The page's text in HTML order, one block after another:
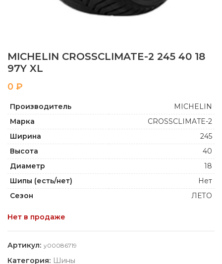
MICHELIN CROSSCLIMATE-2 245 40 18
97Y XL
₽
Производитель
MICHELIN
Марка
CROSSCLIMATE-2
Ширина
245
Высота
40
Диаметр
18
Шипы (есть/нет)
Нет
Сезон
ЛЕТО
Нет в продаже
Артикул: y00086719
Категория: Шины